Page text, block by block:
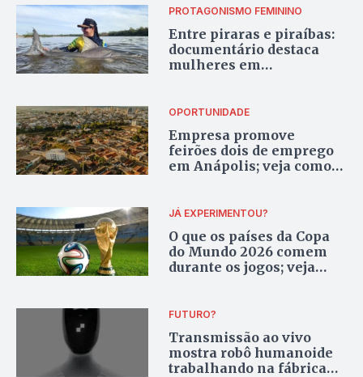
PROTAGONISMO FEMININO
Entre piraras e piraíbas:
documentário destaca
mulheres em
Araguaia
OPORTUNIDADE
Empresa promove
feirões dois de emprego
em Anápolis; veja como
JÁ EXPERIMENTOU?
O que os países da Copa
do Mundo 2026 comem
durante os jogos; veja
FUTURO?
Transmissão ao vivo
mostra robô humanoide
trabalhando na fábrica